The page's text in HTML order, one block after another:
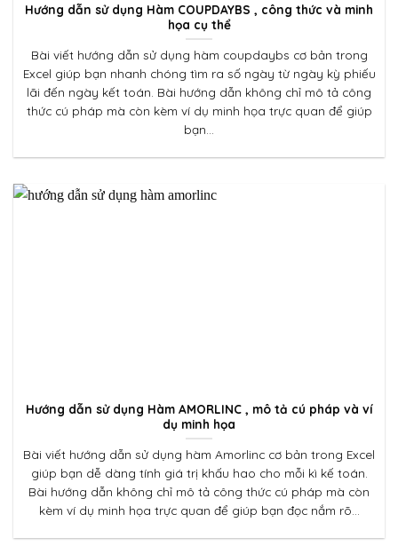
Hướng dẫn sử dụng Hàm COUPDAYBS , công thức và minh
họa cụ thể
Bài viết hướng dẫn sử dụng hàm coupdaybs cơ bản trong
Excel giúp bạn nhanh chóng tìm ra số ngày từ ngày kỳ phiếu
lãi đến ngày kết toán. Bài hướng dẫn không chỉ mô tả công
thức cú pháp mà còn kèm ví dụ minh họa trực quan để giúp
bạn...
Hướng dẫn sử dụng Hàm AMORLINC , mô tả cú pháp và ví
dụ minh họa
Bài viết hướng dẫn sử dụng hàm Amorlinc cơ bản trong Excel
giúp bạn dễ dàng tính giá trị khấu hao cho mỗi kì kế toán.
Bài hướng dẫn không chỉ mô tả công thức cú pháp mà còn
kèm ví dụ minh họa trực quan để giúp bạn đọc nắm rõ...